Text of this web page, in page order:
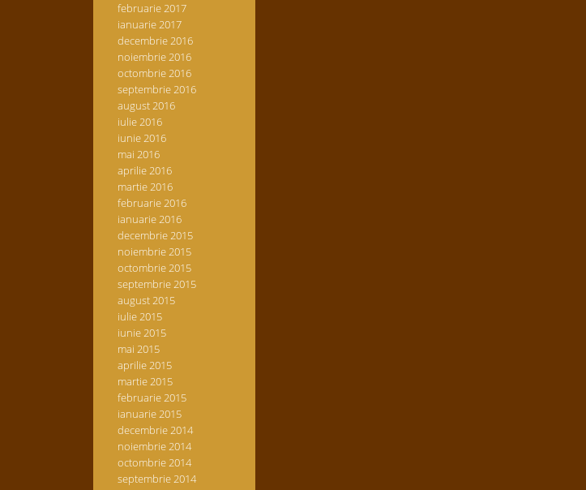
februarie 2017
ianuarie 2017
decembrie 2016
noiembrie 2016
octombrie 2016
septembrie 2016
august 2016
iulie 2016
iunie 2016
mai 2016
aprilie 2016
martie 2016
februarie 2016
ianuarie 2016
decembrie 2015
noiembrie 2015
octombrie 2015
septembrie 2015
august 2015
iulie 2015
iunie 2015
mai 2015
aprilie 2015
martie 2015
februarie 2015
ianuarie 2015
decembrie 2014
noiembrie 2014
octombrie 2014
septembrie 2014